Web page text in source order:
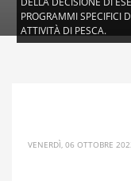
PROGRAMMI SPECIFICI
ATTIVITÀ DI PESCA.
VENERDÌ, 06 OTTOBRE